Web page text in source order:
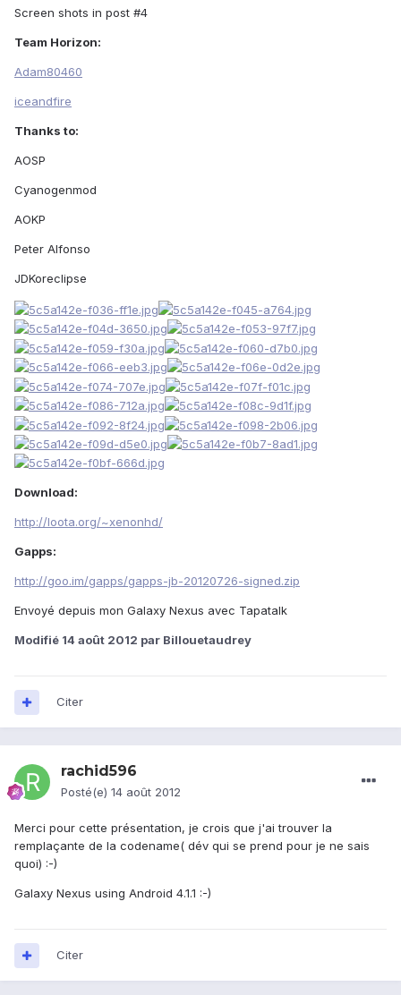
Screen shots in post #4
Team Horizon:
Adam80460
iceandfire
Thanks to:
AOSP
Cyanogenmod
AOKP
Peter Alfonso
JDKoreclipse
Download:
http://loota.org/~xenonhd/
Gapps:
http://goo.im/gapps/gapps-jb-20120726-signed.zip
Envoyé depuis mon Galaxy Nexus avec Tapatalk
Modifié 14 août 2012 par Billouetaudrey
Citer
rachid596
Posté(e) 14 août 2012
Merci pour cette présentation, je crois que j'ai trouver la
remplaçante de la codename( dév qui se prend pour je ne sais
quoi) :-)
Galaxy Nexus using Android 4.1.1 :-)
Citer